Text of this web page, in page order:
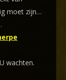
moet zijn…
wachten.